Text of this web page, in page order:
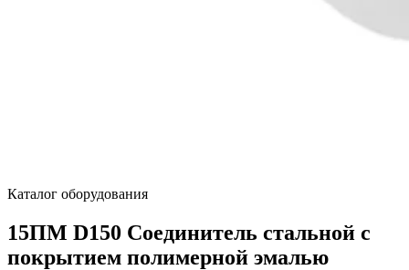
Каталог оборудования
15ПМ D150 Соединитель стальной с
покрытием полимерной эмалью